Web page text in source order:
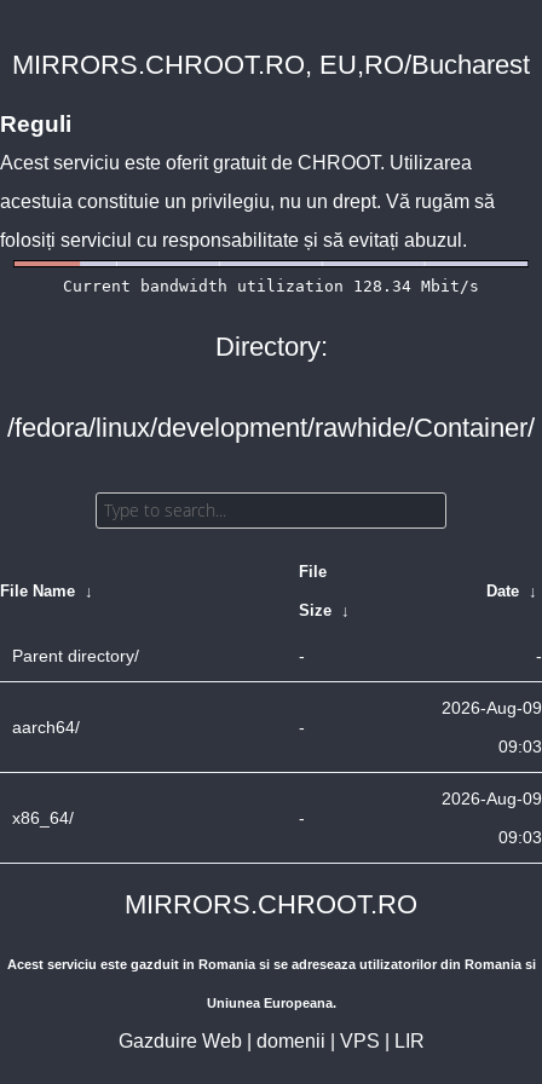
MIRRORS.CHROOT.RO, EU,RO/Bucharest
Reguli
Acest serviciu este oferit gratuit de CHROOT. Utilizarea
acestuia constituie un privilegiu, nu un drept. Vă rugăm să
folosiți serviciul cu responsabilitate și să evitați abuzul.
Directory:
/fedora/linux/development/rawhide/Container/
File Name ↓
File
Size ↓
Date ↓
Parent directory/ - -
aarch64/ -
2026-Aug-09
09:03
x86_64/ -
2026-Aug-09
09:03
MIRRORS.CHROOT.RO
Acest serviciu este gazduit in Romania si se adreseaza utilizatorilor din Romania si
Uniunea Europeana.
Gazduire Web| domenii VPS LIR